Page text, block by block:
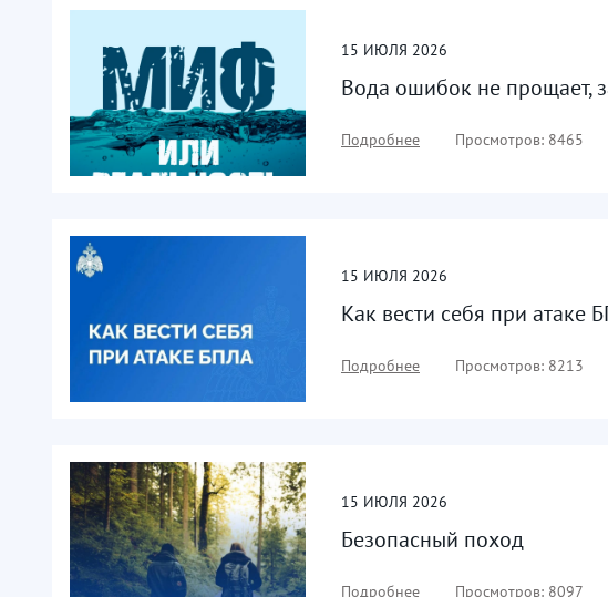
15 ИЮЛЯ 2026
Вода ошибок не прощает,
Подробнее Просмотров: 8465
15 ИЮЛЯ 2026
Как вести себя при атаке
Подробнее Просмотров: 8213
15 ИЮЛЯ 2026
Безопасный поход
Подробнее Просмотров: 8097